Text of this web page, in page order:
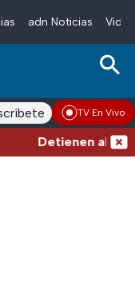
adn Noticias
adn Noticias RadioTV En Vivo
Detienen al